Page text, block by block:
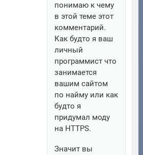
понимаю к чему
в этой теме этот
комментарий.
Как будто я ваш
личный
программист что
занимается
вашим сайтом
по найму или как
будто я
придумал моду
на HTTPS.
Значит вы